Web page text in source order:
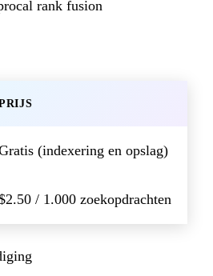
rank fusion
(indexering en opslag)
/ 1.000 zoekopdrachten